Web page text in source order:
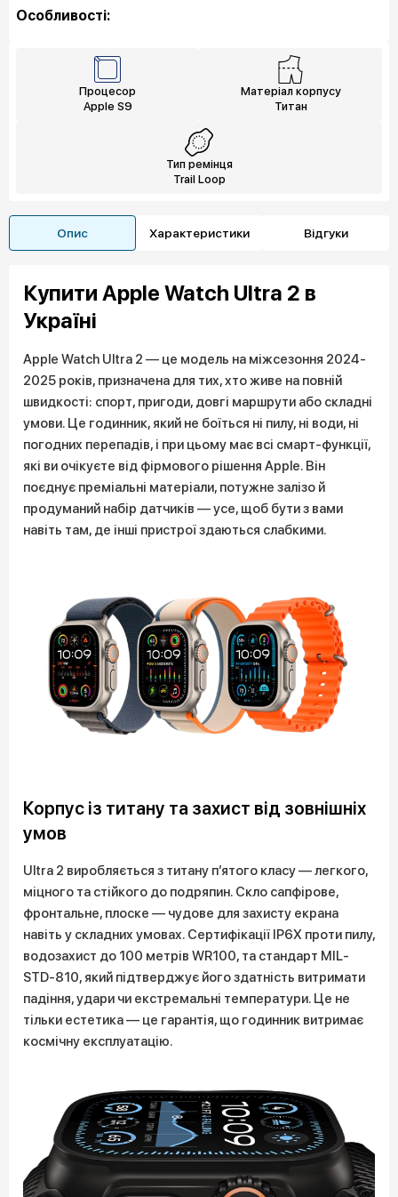
Особливості:
Процесор
Apple S9
Матеріал корпусу
Титан
Тип ремінця
Trail Loop
Опис Характеристики Відгуки
Купити Apple Watch Ultra 2 в
Україні
Apple Watch Ultra 2 — це модель на міжсезоння 2024-
2025 років, призначена для тих, хто живе на повній
швидкості: спорт, пригоди, довгі маршрути або складні
умови. Це годинник, який не боїться ні пилу, ні води, ні
погодних перепадів, і при цьому має всі смарт-функції,
які ви очікуєте від фірмового рішення Apple. Він
поєднує преміальні матеріали, потужне залізо й
продуманий набір датчиків — усе, щоб бути з вами
навіть там, де інші пристрої здаються слабкими.
Корпус із титану та захист від зовнішніх
умов
Ultra 2 виробляється з титану п’ятого класу — легкого,
міцного та стійкого до подряпин. Скло сапфірове,
фронтальне, плоске — чудове для захисту екрана
навіть у складних умовах. Сертифікації IP6X проти пилу,
водозахист до 100 метрів WR100, та стандарт MIL-
STD-810, який підтверджує його здатність витримати
падіння, удари чи екстремальні температури. Це не
тільки естетика — це гарантія, що годинник витримає
космічну експлуатацію.